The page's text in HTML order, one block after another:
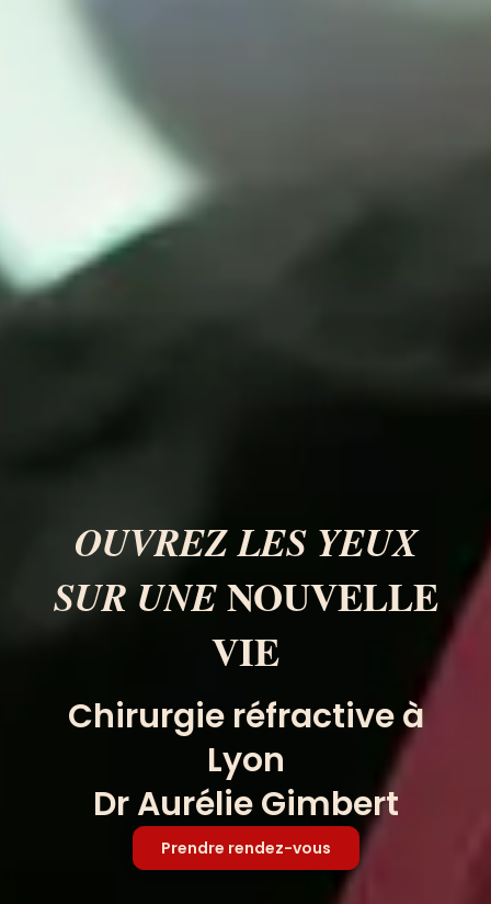
OUVREZ LES YEUX
SUR UNENOUVELLE
VIE
Chirurgie réfractive à
Lyon
Dr Aurélie Gimbert
Prendre rendez-vous